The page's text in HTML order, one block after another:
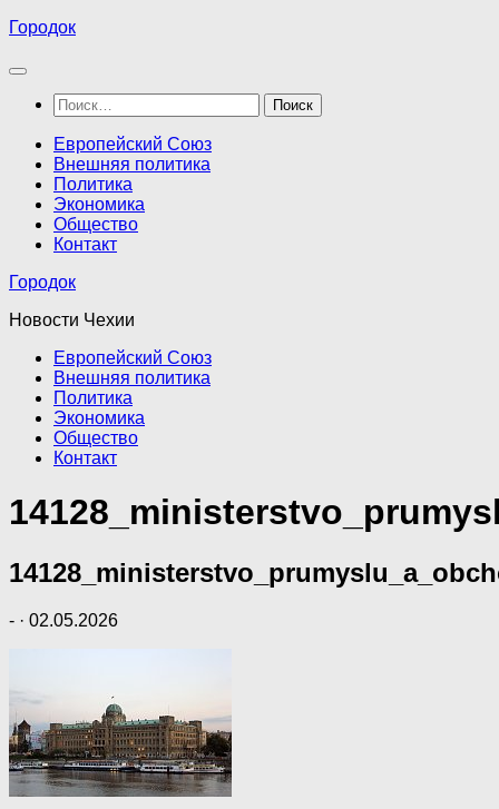
Перейти
содержимому
Городок
Найти:
Европейский Союз
Внешняя политика
Политика
Экономика
Общество
Контакт
Городок
Новости Чехии
Европейский Союз
Внешняя политика
Политика
Экономика
Общество
Контакт
- · 02.05.2026